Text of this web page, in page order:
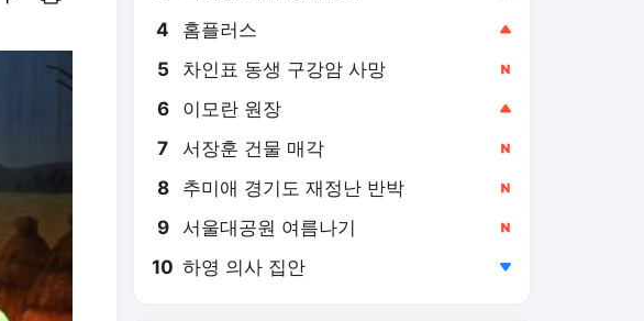
4 홈플러스
5 차인표 동생 구강암 사망
6 이모란 원장
7 서장훈 건물 매각
8 추미애 경기도 재정난 반박
9 서울대공원 여름나기
10 하영 의사 집안